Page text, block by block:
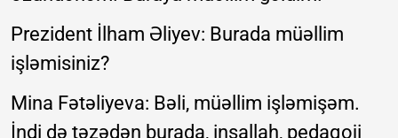
Prezident İlham Əliyev: Burada müəllim
işləmisiniz?
Mina Fətəliyeva: Bəli, müəllim işləmişəm.
İndi də təzədən burada, inşallah, pedaqoji